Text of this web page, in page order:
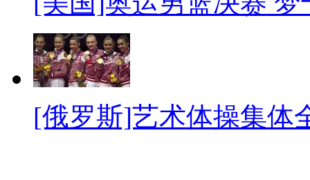
[俄罗斯]艺术体操集体